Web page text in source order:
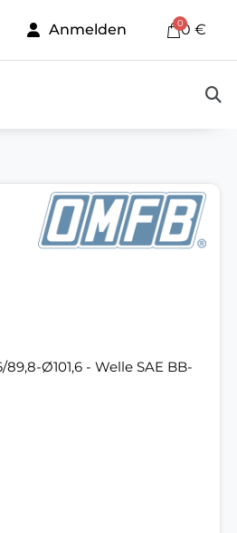
Anmelden 0 €
Ø101,6 - Welle SAE BB-